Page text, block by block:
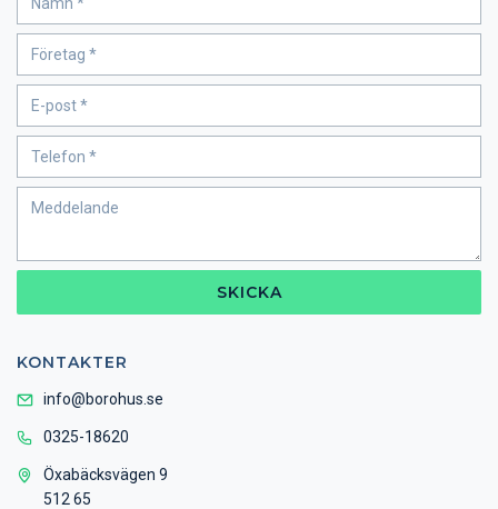
SKICKA
KONTAKTER
info@borohus.se
0325-18620
Öxabäcksvägen 9
512 65